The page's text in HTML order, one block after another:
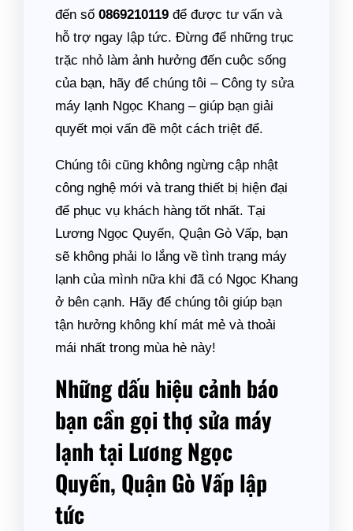
đến số 0869210119 để được tư vấn và
hỗ trợ ngay lập tức. Đừng để những trục
trặc nhỏ làm ảnh hưởng đến cuộc sống
của bạn, hãy để chúng tôi – Công ty sửa
máy lạnh Ngọc Khang – giúp bạn giải
quyết mọi vấn đề một cách triệt để.
Chúng tôi cũng không ngừng cập nhật
công nghệ mới và trang thiết bị hiện đại
để phục vụ khách hàng tốt nhất. Tại
Lương Ngọc Quyến, Quận Gò Vấp, bạn
sẽ không phải lo lắng về tình trạng máy
lạnh của mình nữa khi đã có Ngọc Khang
ở bên cạnh. Hãy để chúng tôi giúp bạn
tận hưởng không khí mát mẻ và thoải
mái nhất trong mùa hè này!
Những dấu hiệu cảnh báo
bạn cần gọi thợ sửa máy
lạnh tại Lương Ngọc
Quyến, Quận Gò Vấp lập
tức